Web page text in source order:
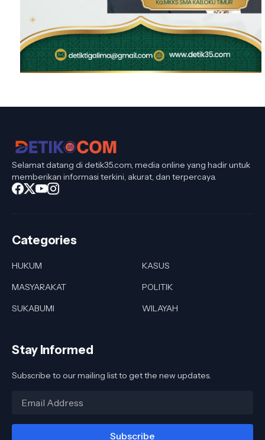
Selamat datang di detik35.com, media online yang hadir untuk
memberikan informasi terkini, akurat, dan terpercaya.
Categories
HUKUM
KASUS
MASYARAKAT
POLITIK
SUKABUMI
WILAYAH
Stay Informed
Subscribe to our mailing list to get the new updates.